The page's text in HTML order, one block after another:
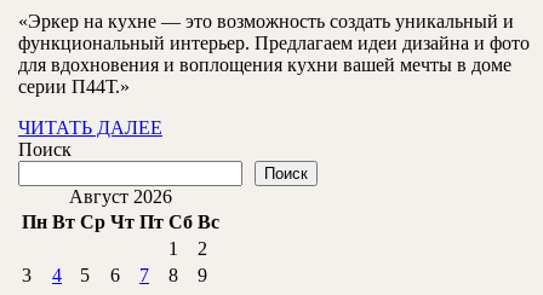
п44т⁚
мой
опыт
и
фото
2024
«Эркер на кухне — это возможность создать уникальный и
функциональный интерьер. Предлагаем идеи дизайна и фото
для вдохновения и воплощения кухни вашей мечты в доме
серии П44Т.»
ЧИТАТЬ ДАЛЕЕ
Поиск
Поиск
Август 2026
Пн Вт Ср Чт Пт Сб Вс
1
2
3
4 5 6 7 8
9